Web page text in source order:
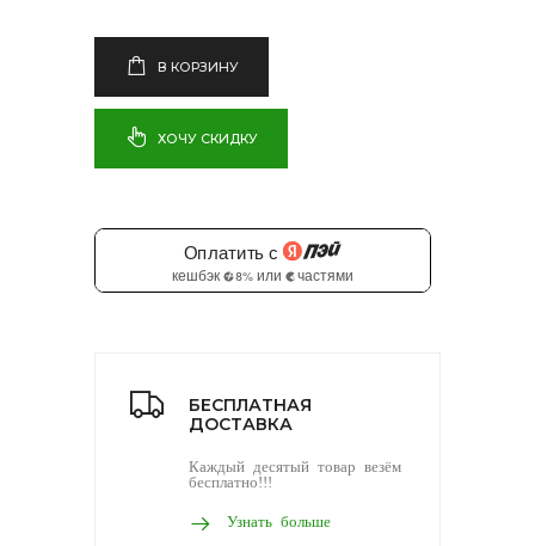
В КОРЗИНУ
ХОЧУ СКИДКУ
БЕСПЛАТНАЯ
ДОСТАВКА
Каждый десятый товар везём
бесплатно!!!
Узнать больше